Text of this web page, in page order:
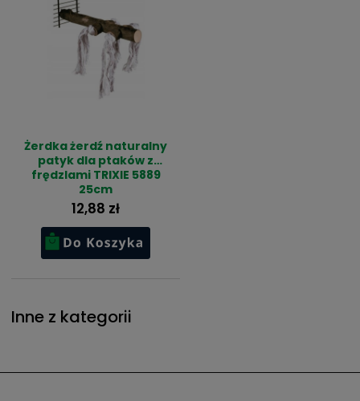
Żerdka żerdź naturalny
patyk dla ptaków z
frędzlami TRIXIE 5889
25cm
12,88 zł
Inne z kategorii